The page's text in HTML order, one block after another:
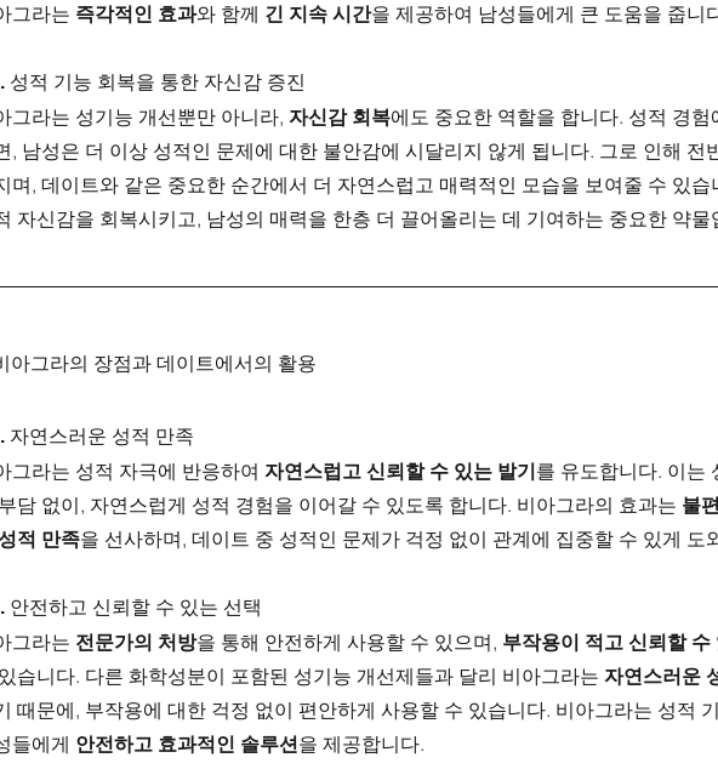
그라는 즉각적인 효과와 함께 긴 지속 시간을 제공하여 남성들에게 큰 도움을 줍니
성적 기능 회복을 통한 자신감 증진
그라는 성기능 개선뿐만 아니라, 자신감 회복에도 중요한 역할을 합니다. 성적 경험
, 남성은 더 이상 성적인 문제에 대한 불안감에 시달리지 않게 됩니다. 그로 인해 전
며, 데이트와 같은 중요한 순간에서 더 자연스럽고 매력적인 모습을 보여줄 수 있습
자신감을 회복시키고, 남성의 매력을 한층 더 끌어올리는 데 기여하는 중요한 약물
아그라의 장점과 데이트에서의 활용
자연스러운 성적 만족
그라는 성적 자극에 반응하여 자연스럽고 신뢰할 수 있는 발기를 유도합니다. 이는
담 없이, 자연스럽게 성적 경험을 이어갈 수 있도록 합니다. 비아그라의 효과는 불
적 만족을 선사하며, 데이트 중 성적인 문제가 걱정 없이 관계에 집중할 수 있게 도
안전하고 신뢰할 수 있는 선택
그라는 전문가의 처방을 통해 안전하게 사용할 수 있으며, 부작용이 적고 신뢰할 수
습니다. 다른 화학성분이 포함된 성기능 개선제들과 달리 비아그라는 자연스러운
때문에, 부작용에 대한 걱정 없이 편안하게 사용할 수 있습니다. 비아그라는 성적
들에게 안전하고 효과적인 솔루션을 제공합니다.